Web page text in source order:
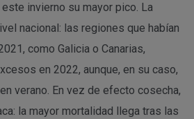
invierno su mayor pico. La
nacional: las regiones que habían
como Galicia o Canarias,
en 2022, aunque, en su caso,
verano. En vez de efecto cosecha,
la mayor mortalidad llega tras las